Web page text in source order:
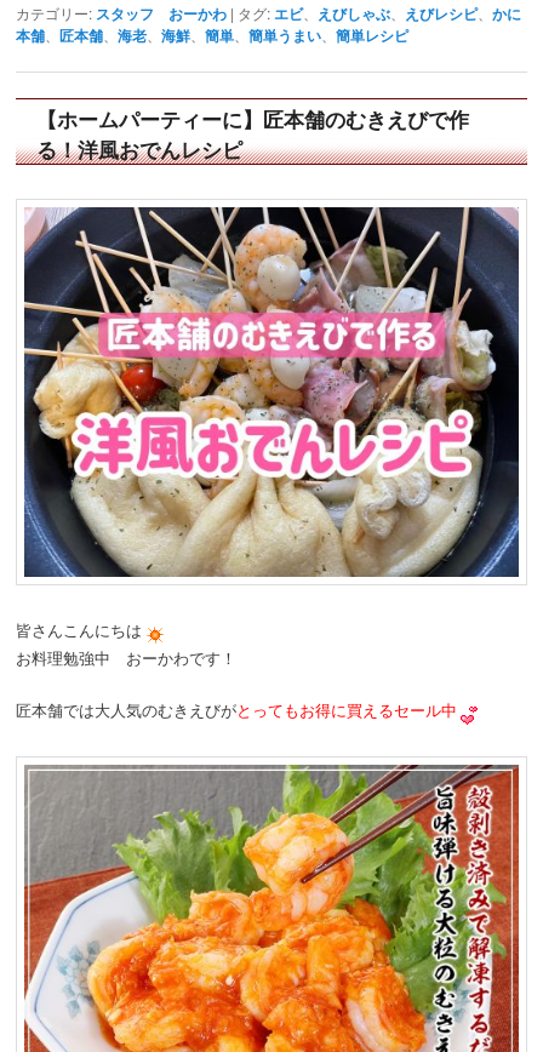
カテゴリー: スタッフ おーかわ | タグ: エビ、 えびしゃぶ えびレシピ、かに
本舗 、匠本舗 、海老 、海鮮 、簡単 、簡単うまい 、簡単レシピ
【ホームパーティーに】匠本舗のむきえびで作
る！洋風おでんレシピ
皆さんこんにちは
お料理勉強中 おーかわです！
匠本舗では大人気のむきえびがとってもお得に買えるセール中